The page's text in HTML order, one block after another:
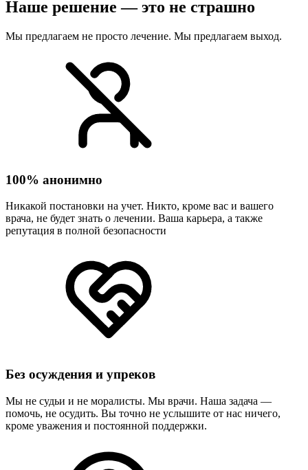
Наше решение — это не страшно
Мы предлагаем не просто лечение. Мы предлагаем выход.
100% анонимно
Никакой постановки на учет. Никто, кроме вас и вашего
врача, не будет знать о лечении. Ваша карьера, а также
репутация в полной безопасности
Без осуждения и упреков
Мы не судьи и не моралисты. Мы врачи. Наша задача —
помочь, не осудить. Вы точно не услышите от нас ничего,
кроме уважения и постоянной поддержки.